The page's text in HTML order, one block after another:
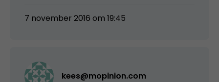
7 november 2016 om 19:45
kees@mopinion.com